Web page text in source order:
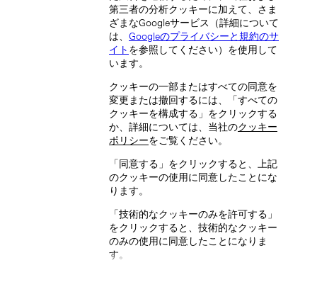
中國香港特別行政區 (ZH-HANT)
Japan (EN)
日本 (JA)
第三者の分析クッキーに加えて、さま
ざまなGoogleサービス（詳細について
は、 Googleのプライバシーと規約のサ
イト を参照してください）を使用して
います。
クッキーの一部またはすべての同意を
変更または撤回するには、「すべての
クッキーを構成する」をクリックする
か、詳細については、当社のクッキー
ポリシーをご覧ください。
「同意する」をクリックすると、上記
のクッキーの使用に同意したことにな
ります。
「技術的なクッキーのみを許可する」
をクリックすると、技術的なクッキー
のみの使用に同意したことになりま
す。